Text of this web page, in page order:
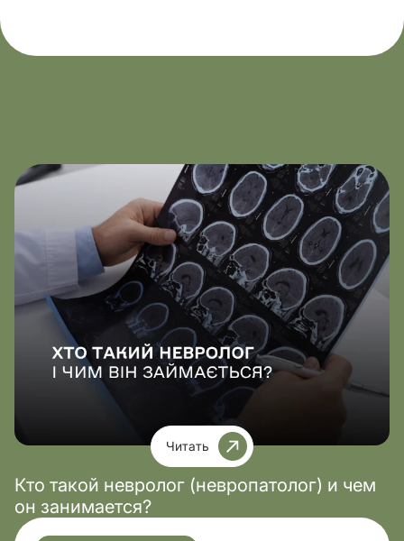
Читать
Кто такой невролог (невропатолог) и чем
он занимается?